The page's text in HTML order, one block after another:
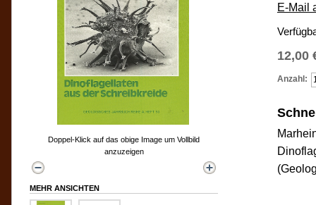
E-Mail
12,00
Anzahl:
Doppel-Klick auf das obige Image um Vollbild
anzuzeigen
MEHR ANSICHTEN